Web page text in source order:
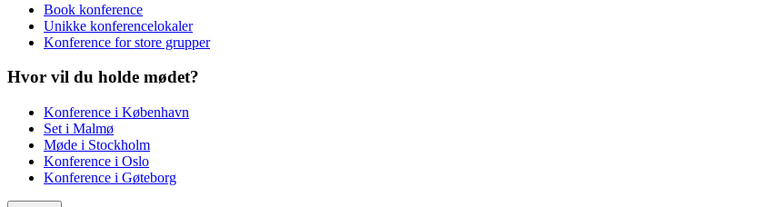
Book konference
Unikke konferencelokaler
Konference for store grupper
Hvor vil du holde mødet?
Konference i København
Set i Malmø
Møde i Stockholm
Konference i Oslo
Konference i Gøteborg